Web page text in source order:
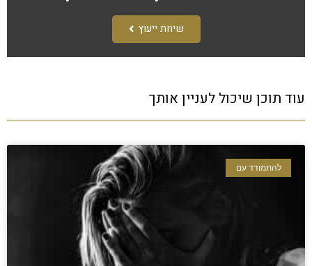
שיחת ייעוץ
עוד תוכן שיכול לעניין אותך
להתמודד עם